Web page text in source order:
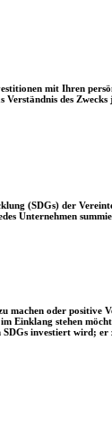
mit Ihren
des
(SDGs) der
Unternehmen
oder
stehen
investiert